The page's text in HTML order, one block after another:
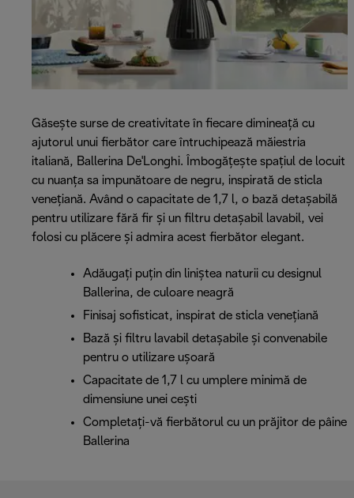
Găsește surse de creativitate în fiecare dimineață cu
ajutorul unui fierbător care întruchipează măiestria
italiană, Ballerina De'Longhi. Îmbogățește spațiul de locuit
cu nuanța sa impunătoare de negru, inspirată de sticla
venețiană. Având o capacitate de 1,7 l, o bază detașabilă
pentru utilizare fără fir și un filtru detașabil lavabil, vei
folosi cu plăcere și admira acest fierbător elegant.
Adăugați puțin din liniștea naturii cu designul
Ballerina, de culoare neagră
Finisaj sofisticat, inspirat de sticla venețiană
Bază și filtru lavabil detașabile și convenabile
pentru o utilizare ușoară
Capacitate de 1,7 l cu umplere minimă de
dimensiune unei cești
Completați-vă fierbătorul cu un prăjitor de pâine
Ballerina